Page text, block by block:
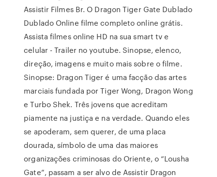
Assistir Filmes Br. O Dragon Tiger Gate Dublado
Dublado Online filme completo online grátis.
Assista filmes online HD na sua smart tv e
celular - Trailer no youtube. Sinopse, elenco,
direção, imagens e muito mais sobre o filme.
Sinopse: Dragon Tiger é uma facção das artes
marciais fundada por Tiger Wong, Dragon Wong
e Turbo Shek. Três jovens que acreditam
piamente na justiça e na verdade. Quando eles
se apoderam, sem querer, de uma placa
dourada, símbolo de uma das maiores
organizações criminosas do Oriente, o “Lousha
Gate”, passam a ser alvo de Assistir Dragon